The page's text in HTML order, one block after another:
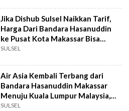
Jika Dishub Sulsel Naikkan Tarif,
Harga Dari Bandara Hasanuddin
ke Pusat Kota Makassar Bisa
Rp190 ribu
SULSEL
Air Asia Kembali Terbang dari
Bandara Hasanuddin Makassar
Menuju Kuala Lumpur Malaysia,
Jadwalnya 2 Kali Seminggu
SULSEL